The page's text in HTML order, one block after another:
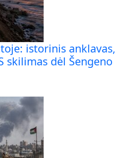
istorinis anklavas,
skilimas dėl Šengeno